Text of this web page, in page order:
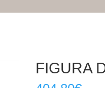
FIGURA